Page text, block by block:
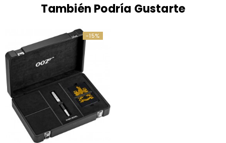
También Podría Gustarte
-15%